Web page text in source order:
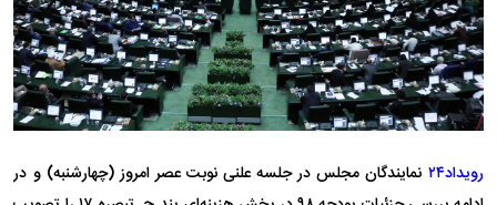
رویداد۲۴
نمایندگان مجلس در جلسه علنی نوبت عصر امروز (چهارشنبه) و در